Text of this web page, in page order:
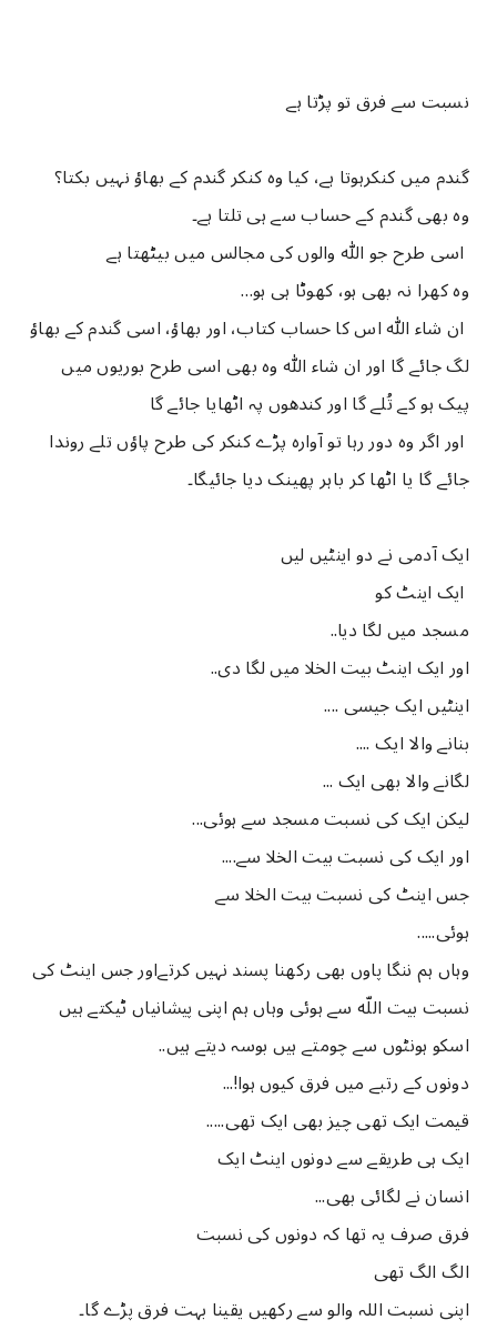
نسبت سے فرق تو پڑتا ہے
گندم میں کنکرہوتا ہے، کیا وہ کنکر گندم کے بھاؤ نہیں بکتا؟
وہ بھی گندم کے حساب سے ہی تلتا ہے۔
اسی طرح جو ﷲ والوں کی مجالس میں بیٹھتا ہے
وہ کھرا نہ بھی ہو، کھوٹا ہی ہو…
ان شاء ﷲ اس کا حساب کتاب، اور بھاؤ، اسی گندم کے بھاؤ
لگ جائے گا اور ان شاء ﷲ وہ بھی اسی طرح بوریوں میں
پیک ہو کے تُلے گا اور کندھوں پہ اٹھایا جائے گا
اور اگر وہ دور رہا تو آوارہ پڑے کنکر کی طرح پاؤں تلے روندا
جائے گا یا اٹھا کر باہر پھینک دیا جائیگا۔
ﺍﯾﮏ ﺁﺩﻣﯽ ﻧﮯ ﺩﻭ ﺍﯾﻨﭩﯿﮟ ﻟﯿﮟ
ﺍﯾﮏ ﺍﯾﻨﭧ ﮐﻮ
ﻣﺴﺠﺪ ﻣﯿﮟ ﻟﮕﺎ ﺩﯾﺎ..
ﺍﻭﺭ ﺍﯾﮏ ﺍﯾﻨﭧ ﺑﯿﺖ ﺍﻟﺨﻼ ﻣﯿﮟ ﻟﮕﺎ ﺩﯼ..
ﺍﯾﻨﭩﯿﮟ ﺍﯾﮏ ﺟﯿﺴﯽ ....
ﺑﻨﺎﻧﮯ ﻭﺍﻻ ﺍیک ....
ﻟﮕﺎﻧﮯ ﻭﺍﻻ ﺑﮭﯽ ﺍﯾﮏ ...
ﻟﯿﮑﻦ ﺍﯾﮏ ﮐﯽ ﻧﺴﺒﺖ ﻣﺴﺠﺪ ﺳﮯ ﮨﻮﺋﯽ...
ﺍﻭﺭ ﺍﯾﮏ ﮐﯽ ﻧﺴﺒﺖ ﺑﯿﺖ ﺍﻟﺨﻼ ﺳﮯ....
ﺟﺲ ﺍﯾﻨﭧ ﮐﯽ ﻧﺴﺒﺖ ﺑﯿﺖ ﺍﻟﺨﻼ ﺳﮯ
ﮨﻮﺋﯽ.....
ﻭﮨﺎﮞ ﮨﻢ ﻧﻨﮕﺎ ﭘﺎﻭﮞ ﺑﮭﯽ ﺭﮐﮭﻨﺎ ﭘﺴﻨﺪ ﻧﮩﯿﮟ ﮐﺮﺗﮯﺍﻭﺭ ﺟﺲ ﺍﯾﻨﭧ ﮐﯽ
ﻧﺴﺒﺖ ﺑﯿﺖ ﺍﻟﻠّﻪ ﺳﮯ ﮨﻮﺋﯽ ﻭﮨﺎﮞ ﮨﻢ ﺍﭘﻨﯽ ﭘﯿﺸﺎﻧﯿﺎﮞ ٹیکتے ﮨﯿﮟ
ﺍﺳﮑﻮ ﮨﻮﻧﭩﻮﮞ ﺳﮯ ﭼﻮﻣﺘﮯ ﮨﯿﮟ ﺑﻮﺳﮧ ﺩﯾﺘﮯ ﮨﯿﮟ..
ﺩوﻧﻮﮞ ﮐﮯ ﺭﺗﺒﮯ ﻣﯿﮟ ﻓﺮﻕ ﮐﯿﻮﮞ ﮨﻮﺍ!...
ﻗﯿﻤﺖ ﺍﯾﮏ ﺗﮭﯽ ﭼﯿﺰ ﺑﮭﯽ ﺍﯾﮏ ﺗﮭﯽ.....
ﺍﯾﮏ ﮨﯽ ﻃﺮﯾﻘﮯ ﺳﮯ ﺩﻭﻧﻮﮞ ﺍﯾﻨﭧ ﺍﯾﮏ
ﺍﻧﺴﺎﻥ ﻧﮯ ﻟﮕﺎئی ﺑﮭﯽ...
ﻓﺮﻕ ﺻﺮﻑ ﯾﮧ ﺗﮭﺎ ﮐﮧ ﺩﻭﻧﻮﮞ ﮐﯽ ﻧﺴﺒﺖ
ﺍﻟﮓ ﺍﻟﮓ ﺗﮭﯽ
ﺍﭘﻨﯽ ﻧﺴﺒﺖ اللہ والو ﺳﮯ ﺭﮐﮭﯿﮟ ﯾﻘﯿﻨﺎ ﺑﮩﺖ ﻓﺮﻕ ﭘﮍﮮ ﮔﺎ۔